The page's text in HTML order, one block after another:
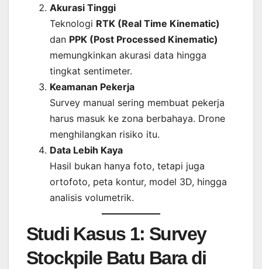
Akurasi Tinggi
Teknologi RTK (Real Time Kinematic)
dan PPK (Post Processed Kinematic)
memungkinkan akurasi data hingga
tingkat sentimeter.
Keamanan Pekerja
Survey manual sering membuat pekerja
harus masuk ke zona berbahaya. Drone
menghilangkan risiko itu.
Data Lebih Kaya
Hasil bukan hanya foto, tetapi juga
ortofoto, peta kontur, model 3D, hingga
analisis volumetrik.
Studi Kasus 1: Survey
Stockpile Batu Bara di